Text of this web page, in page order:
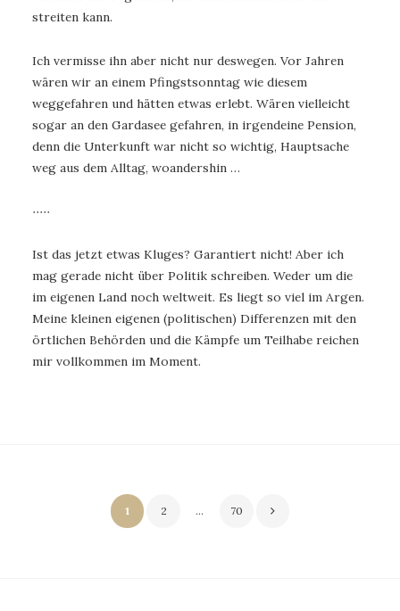
streiten kann.
Ich vermisse ihn aber nicht nur deswegen. Vor Jahren
wären wir an einem Pfingstsonntag wie diesem
weggefahren und hätten etwas erlebt. Wären vielleicht
sogar an den Gardasee gefahren, in irgendeine Pension,
denn die Unterkunft war nicht so wichtig, Hauptsache
weg aus dem Alltag, woandershin …
∙∙∙∙∙
Ist das jetzt etwas Kluges? Garantiert nicht! Aber ich
mag gerade nicht über Politik schreiben. Weder um die
im eigenen Land noch weltweit. Es liegt so viel im Argen.
Meine kleinen eigenen (politischen) Differenzen mit den
örtlichen Behörden und die Kämpfe um Teilhabe reichen
mir vollkommen im Moment.
Seitennummerierung
1 2 … 70